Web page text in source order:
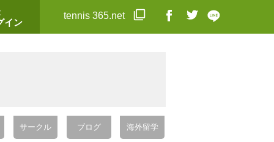
イン
tennis 365.net
サークル ブログ 海外留学